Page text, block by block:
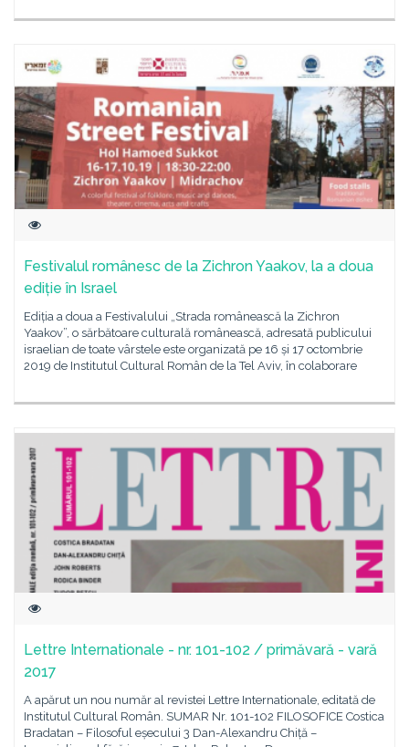
Festivalul românesc de la Zichron Yaakov, la a doua
ediție în Israel
Ediția a doua a Festivalului „Strada românească la Zichron
Yaakov”, o sărbătoare culturală românească, adresată publicului
israelian de toate vârstele este organizată pe 16 și 17 octombrie
2019 de Institutul Cultural Român de la Tel Aviv, în colaborare
Lettre Internationale - nr. 101-102 / primăvară - vară
2017
A apărut un nou număr al revistei Lettre Internationale, editată de
Institutul Cultural Român. SUMAR Nr. 101-102 FILOSOFICE Costica
Bradatan – Filosoful eșecului 3 Dan-Alexandru Chiță –